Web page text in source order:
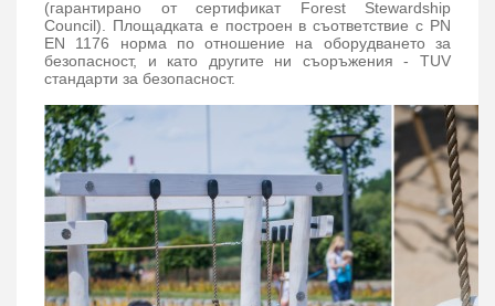
(гарантирано от сертификат Forest Stewardship
Council). Площадката е построен в съответствие с PN
EN 1176 норма по отношение на оборудването за
безопасност, и като другите ни съоръжения - TUV
стандарти за безопасност.